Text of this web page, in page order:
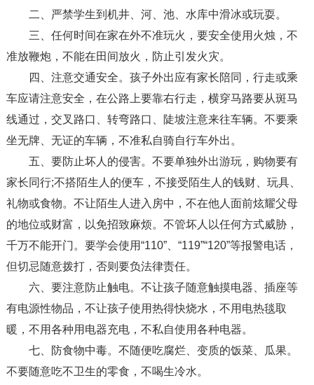
二、严禁学生到机井、河、池、水库中滑冰或玩耍。
三、任何时间在家在外不准玩火，要安全使用火烛，不
准放鞭炮，不能在田间放火，防止引发火灾。
四、注意交通安全。孩子外出应有家长陪同，行走或乘
车应请注意安全，在公路上要靠右行走，横穿马路要从斑马
线通过，交叉路口、转弯路口、陡坡注意来往车辆。不要乘
坐无牌、无证的车辆，不准私自骑自行车外出。
五、要防止坏人的侵害。不要单独外出游玩，购物要有
家长同行;不搭陌生人的便车，不接受陌生人的钱财、玩具、
礼物或食物。不让陌生人进入房中，不在他人面前炫耀父母
的地位或财富，以免招致麻烦。不管坏人以任何方式威胁，
千万不能开门。要学会使用“110”、“119”“120”等报警电话，
但切忌随意拨打，否则要负法律责任。
六、要注意防止触电。不让孩子随意触摸电器、插座等
有电源性物品，不让孩子使用热得快烧水，不用电热毯取
暖，不用各种用电器充电，不私自使用各种电器。
七、防食物中毒。不随便吃腐烂、变质的饭菜、瓜果。
不要随意吃不卫生的零食，不喝生冷水。